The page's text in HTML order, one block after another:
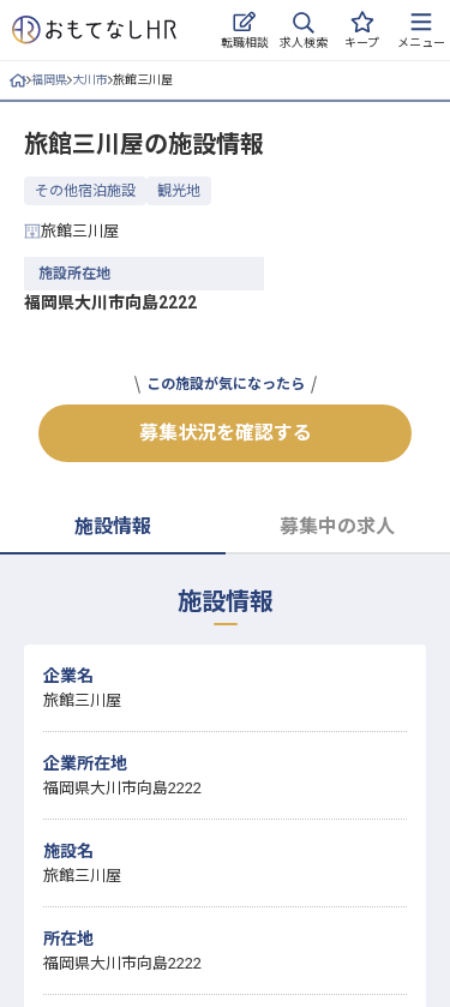
転職相談 求人検索 キープ メニュー
ログイン
求人・施設を探す
キープした求人
おもてなしHRについて
よくある質問
福岡県 大川市 旅館三川屋
旅館三川屋の施設情報
その他宿泊施設 観光地
旅館三川屋
施設所在地
福岡県大川市向島2222
この施設が気になったら
募集状況を確認する
施設情報 募集中の求人
施設情報
企業名
旅館三川屋
企業所在地
福岡県大川市向島2222
施設名
旅館三川屋
所在地
福岡県大川市向島2222